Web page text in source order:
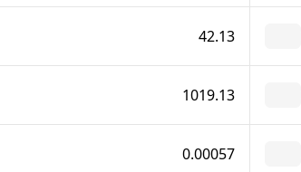
42.13
1019.13
0.00057